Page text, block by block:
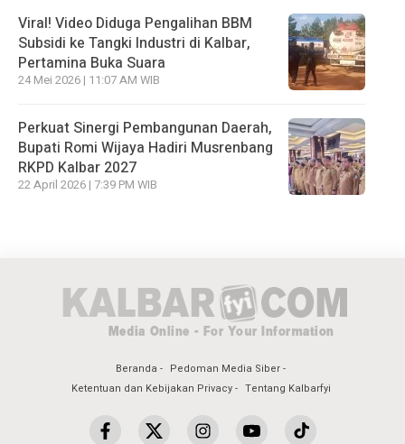
Viral! Video Diduga Pengalihan BBM
Subsidi ke Tangki Industri di Kalbar,
Pertamina Buka Suara
24 Mei 2026 | 11:07 AM WIB
Perkuat Sinergi Pembangunan Daerah,
Bupati Romi Wijaya Hadiri Musrenbang
RKPD Kalbar 2027
22 April 2026 | 7:39 PM WIB
Beranda
Pedoman Media Siber
Ketentuan dan Kebijakan Privacy
Tentang Kalbarfyi